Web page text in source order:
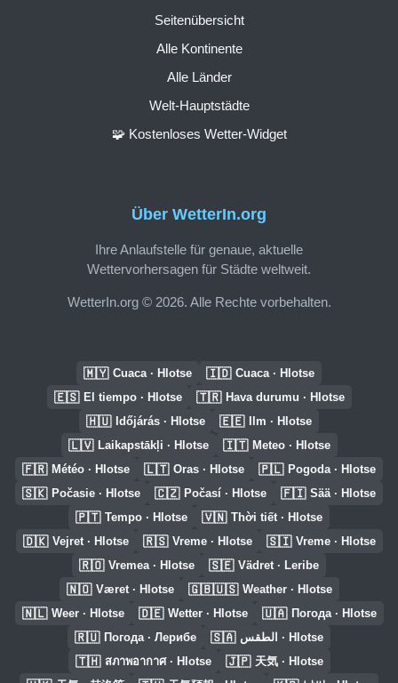
Über WetterIn.org
Ihre Anlaufstelle für genaue, aktuelle
Wettervorhersagen für Städte weltweit.
WetterIn.org © 2026. Alle Rechte vorbehalten.
Seitenübersicht
Alle Kontinente
Alle Länder
Welt-Hauptstädte
🧩 Kostenloses Wetter-Widget
🇲🇾 Cuaca · Hlotse 🇮🇩 Cuaca · Hlotse
🇪🇸 El tiempo · Hlotse 🇹🇷 Hava durumu · Hlotse
🇭🇺 Időjárás · Hlotse 🇪🇪 Ilm · Hlotse
🇱🇻 Laikapstākļi · Hlotse 🇮🇹 Meteo · Hlotse
🇫🇷 Météo · Hlotse 🇱🇹 Oras · Hlotse 🇵🇱 Pogoda · Hlotse
🇸🇰 Počasie · Hlotse 🇨🇿 Počasí · Hlotse 🇫🇮 Sää · Hlotse
🇵🇹 Tempo · Hlotse 🇻🇳 Thời tiết · Hlotse
🇩🇰 Vejret · Hlotse 🇷🇸 Vreme · Hlotse 🇸🇮 Vreme · Hlotse
🇷🇴 Vremea · Hlotse 🇸🇪 Vädret · Leribe
🇳🇴 Været · Hlotse 🇬🇧🇺🇸 Weather · Hlotse
🇳🇱 Weer · Hlotse 🇩🇪 Wetter · Hlotse 🇺🇦 Погода · Hlotse
🇷🇺 Погода · Лерибе 🇸🇦 الطقس · Hlotse
🇹🇭 สภาพอากาศ · Hlotse 🇯🇵 天気 · Hlotse